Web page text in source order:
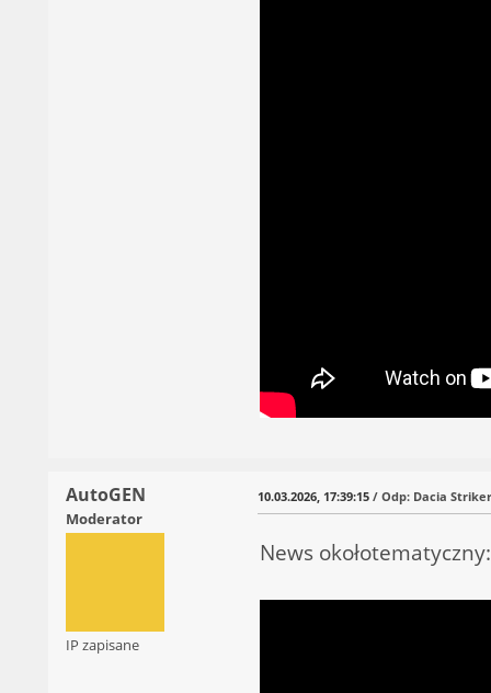
AutoGEN
Moderator
IP zapisane
10.03.2026, 17:39:15 / Odp: Dacia
News okołotematyczny: